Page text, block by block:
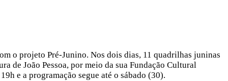
o projeto Pré-Junino. Nos dois dias, 11 quadrilhas juninas
de João Pessoa, por meio da sua Fundação Cultural
e a programação segue até o sábado (30).